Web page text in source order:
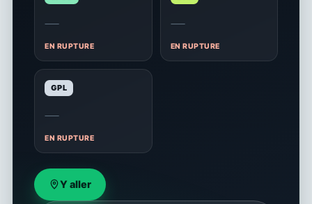
—
EN RUPTURE
—
EN RUPTURE
GPL
—
EN RUPTURE
Y aller